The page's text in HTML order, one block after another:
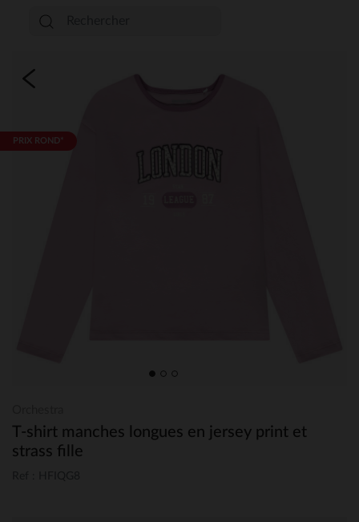
PRIX ROND*
T-shirt manches longues en jersey print et
strass fille